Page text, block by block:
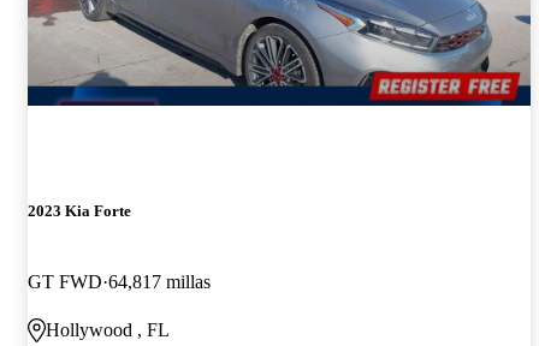
2023 Kia Forte
GT FWD 64,817 millas
Hollywood , FL